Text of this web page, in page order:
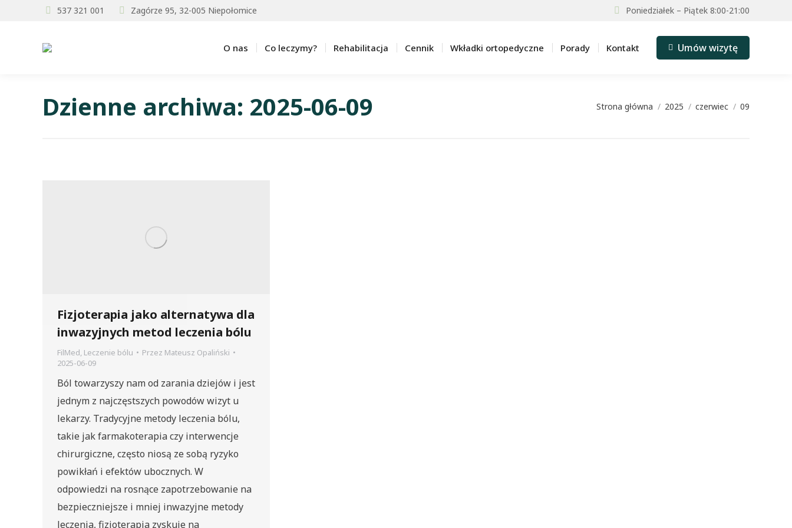
537 321 001 Zagórze 95, 32-005 Niepołomice Poniedziałek – Piątek 8:00-21:00
O nas Co leczymy? Rehabilitacja Cennik Wkładki ortopedyczne Porady Kontakt Umów wizytę
Dzienne archiwa: 2025-06-09 Jesteś tutaj:
Strona główna 2025 czerwiec 09
Fizjoterapia jako alternatywa dla
inwazyjnych metod leczenia bólu
FilMed, Leczenie bólu Przez Mateusz Opaliński
2025-06-09
Ból towarzyszy nam od zarania dziejów i jest
jednym z najczęstszych powodów wizyt u
lekarzy. Tradycyjne metody leczenia bólu,
takie jak farmakoterapia czy interwencje
chirurgiczne, często niosą ze sobą ryzyko
powikłań i efektów ubocznych. W
odpowiedzi na rosnące zapotrzebowanie na
bezpieczniejsze i mniej inwazyjne metody
leczenia, fizjoterapia zyskuje na